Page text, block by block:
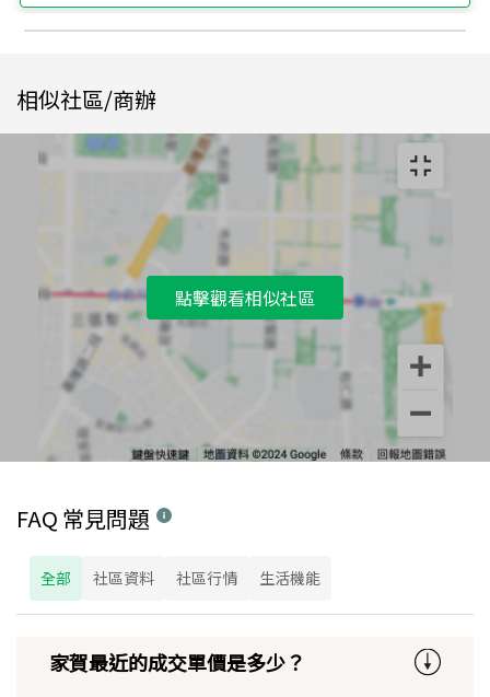
相似社區/商辦
點擊觀看相似社區
FAQ 常見問題
全部 社區資料 社區行情 生活機能
家賀最近的成交單價是多少？